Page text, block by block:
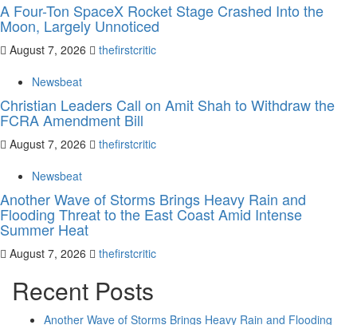
A Four-Ton SpaceX Rocket Stage Crashed Into the
Moon, Largely Unnoticed
August 7, 2026
thefirstcritic
Newsbeat
Christian Leaders Call on Amit Shah to Withdraw the
FCRA Amendment Bill
August 7, 2026
thefirstcritic
Newsbeat
Another Wave of Storms Brings Heavy Rain and
Flooding Threat to the East Coast Amid Intense
Summer Heat
August 7, 2026 thefirstcritic
Recent Posts
Another Wave of Storms Brings Heavy Rain and Flooding